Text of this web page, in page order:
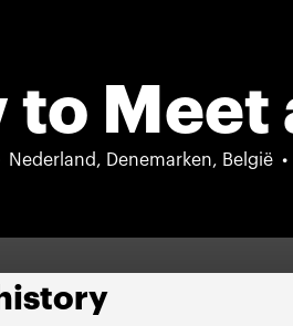
to Meet
Nederland, Denemarken, België